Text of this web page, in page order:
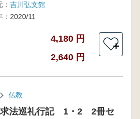
吉川弘文館
2020/11
4,180 円
2,640 円
＋
仏教
求法巡礼行記 1・2 2冊セ